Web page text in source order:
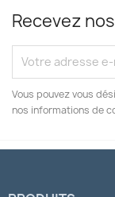
Recevez
Vous pouvez vous
nos informations de